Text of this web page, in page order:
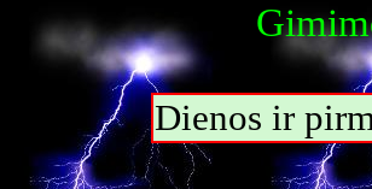
Dienos ir